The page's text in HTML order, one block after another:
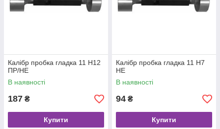
Калібр пробка гладка 11 Н12
ПР/НЕ
В наявності
187 ₴
Купити
Калібр пробка гладка 11 Н7
НЕ
В наявності
94 ₴
Купити